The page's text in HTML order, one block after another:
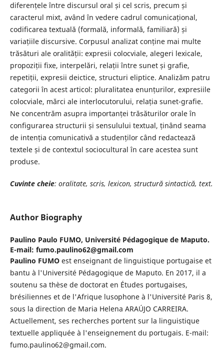
diferențele între discursul oral și cel scris, precum și
caracterul mixt, având în vedere cadrul comunicațional,
codificarea textuală (formală, informală, familiară) și
variațiile discursive. Corpusul analizat conține mai multe
trăsături ale oralității: expresii colocviale, alegeri lexicale,
propoziții fixe, interpelări, relații între sunet și grafie,
repetiții, expresii deictice, structuri eliptice. Analizăm patru
categorii în acest articol: pluralitatea enunțurilor, expresiile
colocviale, mărci ale interlocutorului, relația sunet-grafie.
Ne concentrăm asupra importanței trăsăturilor orale în
configurarea structurii și sensulului textual, ținând seama
de intenția comunicativă a studenților când redactează
textele și de contextul sociocultural în care acestea sunt
produse.
Cuvinte cheie: oralitate, scris, lexicon, structură sintactică, text.
Author Biography
Paulino Paulo FUMO, Université Pédagogique de Maputo.
E-mail: fumo.paulino62@gmail.com
Paulino FUMOest enseignant de linguistique portugaise et
bantu à l'Université Pédagogique de Maputo. En 2017, il a
soutenu sa thèse de doctorat en Études portugaises,
brésiliennes et de l'Afrique lusophone à l'Université Paris 8,
sous la direction de Maria Helena ARAÚJO CARREIRA.
Actuellement, ses recherches portent sur la linguistique
textuelle appliquée à l'enseignement du portugais. E-mail:
fumo.paulino62@gmail.com.